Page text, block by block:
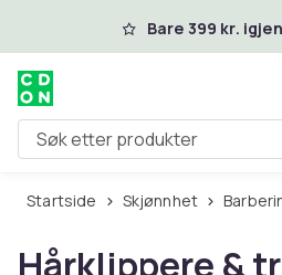
Hopp til hovedinnhold
Bare 399 kr.
Søk etter produkter
Startside Skjønnhet
Hårklippere &